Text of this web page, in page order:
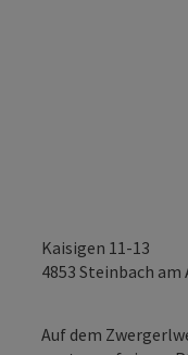
Kaisigen 11-13
4853 Steinbach am
Auf dem